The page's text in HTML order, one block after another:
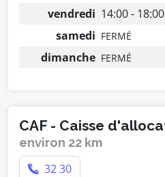
vendredi 14:00 - 18:00
samedi FERMÉ
dimanche FERMÉ
CAF - Caisse
environ 22 km
32 30